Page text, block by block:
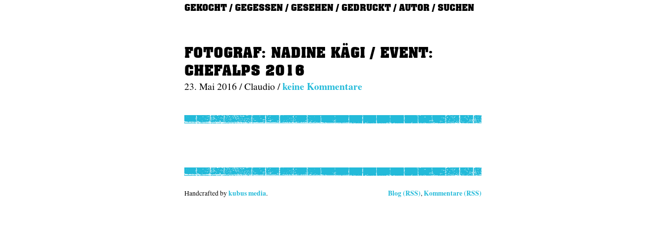
GEKOCHT GEGESSEN GESEHEN GEDRUCKT AUTOR SUCHEN
FOTOGRAF: NADINE KÄGI / EVENT:
CHEFALPS 2016
23. Mai 2016 / Claudio /keine Kommentare
Blog (RSS),Kommentare (RSS)
Handcrafted bykubus media.